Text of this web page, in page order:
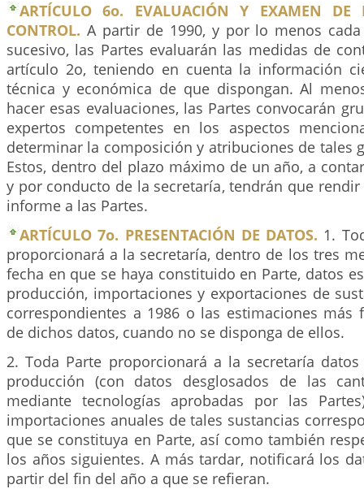
ARTÍCULO 6o. EVALUACIÓN Y EXAMEN DE
CONTROL. A partir de 1990, y por lo menos
sucesivo, las Partes evaluarán las medidas de
artículo 2o, teniendo en cuenta la información
técnica y económica de que dispongan. Al
hacer esas evaluaciones, las Partes convocarán
expertos competentes en los aspectos
determinar la composición y atribuciones de tales
Estos, dentro del plazo máximo de un año, a
y por conducto de la secretaría, tendrán que
informe a las Partes.
ARTÍCULO 7o. PRESENTACIÓN DE DATOS. 1.
proporcionará a la secretaría, dentro de los tres
fecha en que se haya constituido en Parte, datos
producción, importaciones y exportaciones de
correspondientes a 1986 o las estimaciones más
de dichos datos, cuando no se disponga de ellos.
2. Toda Parte proporcionará a la secretaría
producción (con datos desglosados de las
mediante tecnologías aprobadas por las
importaciones anuales de tales sustancias
que se constituya en Parte, así como también
los años siguientes. A más tardar, notificará los
partir del fin del año a que se refieran.